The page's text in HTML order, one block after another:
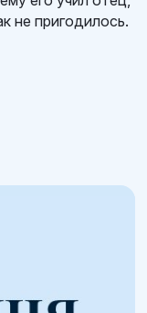
не пригодилось.